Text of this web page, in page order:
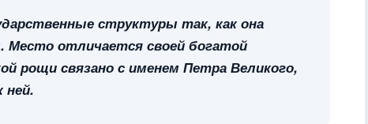
структуры так, как она
Место отличается своей богатой
рощи связано с именем Петра Великого,
ней.